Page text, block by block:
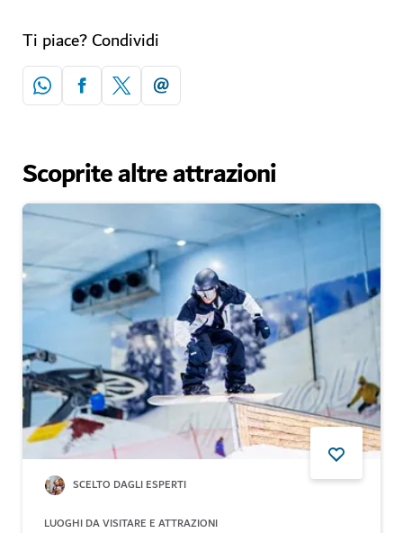
Ti piace? Condividi
Scoprite altre attrazioni
SCELTO DAGLI ESPERTI
LUOGHI DA VISITARE E ATTRAZIONI